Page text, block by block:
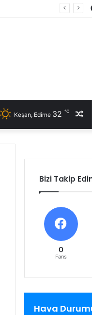
Keşan, Edirne 32 ℃
Bizi Takip
0
Fans
Hava